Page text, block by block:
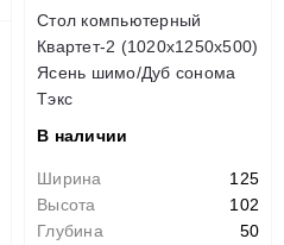
Стол компьютерный
Квартет-2 (1020х1250х500)
Ясень шимо/Дуб сонома
Тэкс
В наличии
Ширина
125
Высота
102
Глубина
50